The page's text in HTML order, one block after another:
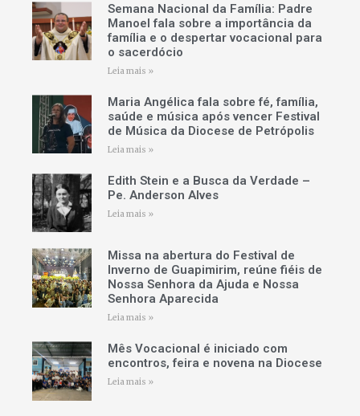
Semana Nacional da Família: Padre
Manoel fala sobre a importância da
família e o despertar vocacional para
o sacerdócio
Leia mais »
Maria Angélica fala sobre fé, família,
saúde e música após vencer Festival
de Música da Diocese de Petrópolis
Leia mais »
Edith Stein e a Busca da Verdade –
Pe. Anderson Alves
Leia mais »
Missa na abertura do Festival de
Inverno de Guapimirim, reúne fiéis de
Nossa Senhora da Ajuda e Nossa
Senhora Aparecida
Leia mais »
Mês Vocacional é iniciado com
encontros, feira e novena na Diocese
Leia mais »